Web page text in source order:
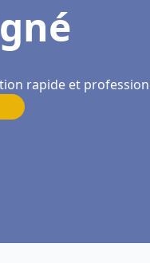
rapide et